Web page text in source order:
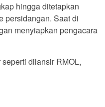
hingga ditetapkan
persidangan. Saat di
menyiapkan pengacara
dilansir RMOL,